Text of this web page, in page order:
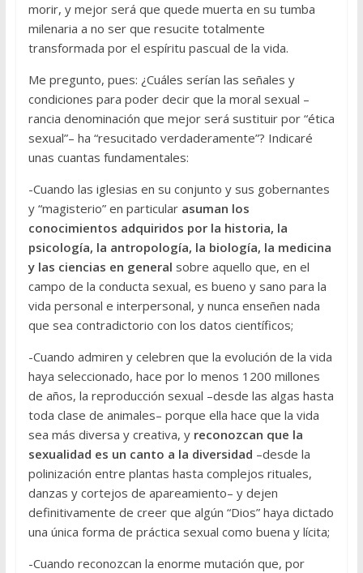
morir, y mejor será que quede muerta en su tumba
milenaria a no ser que resucite totalmente
transformada por el espíritu pascual de la vida.
Me pregunto, pues: ¿Cuáles serían las señales y
condiciones para poder decir que la moral sexual –
rancia denominación que mejor será sustituir por “ética
sexual”– ha “resucitado verdaderamente”? Indicaré
unas cuantas fundamentales:
-Cuando las iglesias en su conjunto y sus gobernantes
y “magisterio” en particular asuman los
conocimientos adquiridos por la historia, la
psicología, la antropología, la biología, la medicina
y las ciencias en general sobre aquello que, en el
campo de la conducta sexual, es bueno y sano para la
vida personal e interpersonal, y nunca enseñen nada
que sea contradictorio con los datos científicos;
-Cuando admiren y celebren que la evolución de la vida
haya seleccionado, hace por lo menos 1200 millones
de años, la reproducción sexual –desde las algas hasta
toda clase de animales– porque ella hace que la vida
sea más diversa y creativa, y reconozcan que la
sexualidad es un canto a la diversidad –desde la
polinización entre plantas hasta complejos rituales,
danzas y cortejos de apareamiento– y dejen
definitivamente de creer que algún “Dios” haya dictado
una única forma de práctica sexual como buena y lícita;
-Cuando reconozcan la enorme mutación que, por